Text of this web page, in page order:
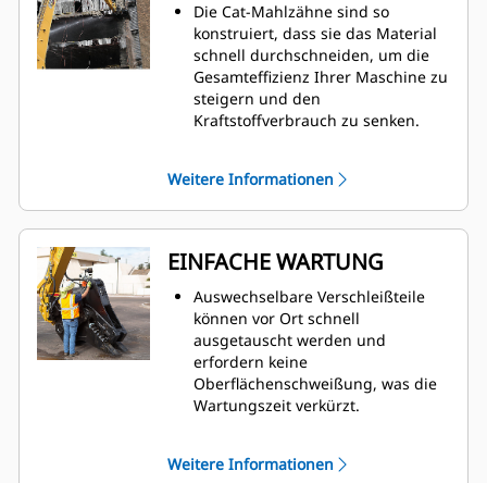
Die Cat-Mahlzähne sind so
konstruiert, dass sie das Material
schnell durchschneiden, um die
Gesamteffizienz Ihrer Maschine zu
steigern und den
Kraftstoffverbrauch zu senken.
Grad-Drehung und Sicht auf die
bewegliche Backe während des
Abbruchs.
Das Speed Booster-Ventil sorgt für
ein aktives Gleichgewicht zwischen
Geschwindigkeit und Leistung und
bietet schnelle Zykluszeiten und
eine starke Schließkraft, um die
Produktivität zu steigern.
Weitere Informationen
EINFACHE WARTUNG
Auswechselbare Verschleißteile
können vor Ort schnell
ausgetauscht werden und
erfordern keine
Oberflächenschweißung, was die
Wartungszeit verkürzt.
Schmierstellen sind vom Boden
Weitere Informationen